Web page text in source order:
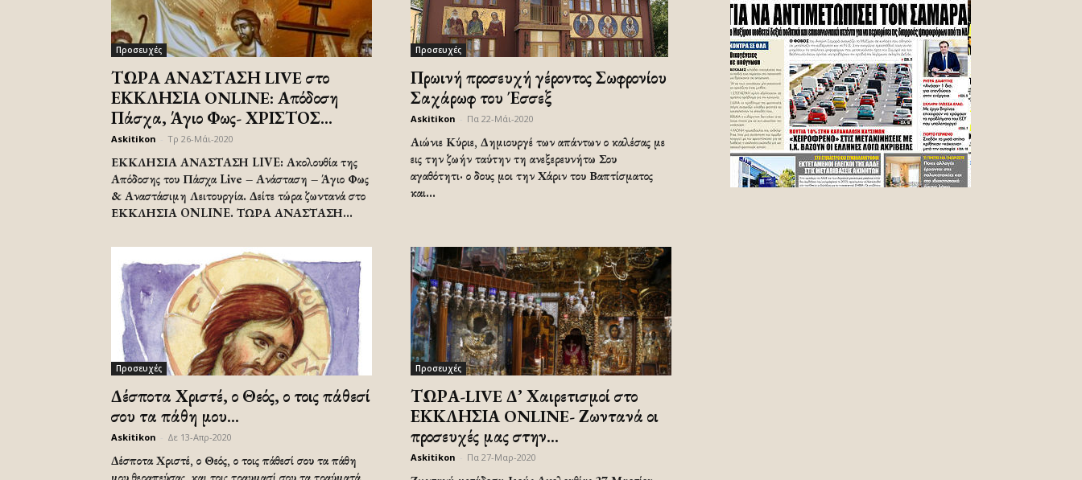
Προσευχές
ΤΩΡΑ ΑΝΑΣΤΑΣΗ LIVE στο
ΕΚΚΛΗΣΙΑ ONLINE: Απόδοση
Πάσχα, Άγιο Φως- ΧΡΙΣΤΟΣ...
Askitikon Τρ 26-Μάι-2020
ΕΚΚΛΗΣΙΑ ΑΝΑΣΤΑΣΗ LIVE: Ακολουθία της
Απόδοσης του Πάσχα Live – Ανάσταση – Άγιο Φως
& Αναστάσιμη Λειτουργία. Δείτε τώρα ζωντανά στο
ΕΚΚΛΗΣΙΑ ONLINE. ΤΩΡΑ ΑΝΑΣΤΑΣΗ...
Προσευχές
Πρωινή προσευχή γέροντος Σωφρονίου
Σαχάρωφ του Έσσεξ
Askitikon Πα 22-Μάι-2020
Αιώνιε Κύριε, Δημιουργέ των απάντων ο καλέσας με
εις την ζωήν ταύτην τη ανεξερευνήτω Σου
αγαθότητι· ο δους μοι την Χάριν του Βαπτίσματος
και...
Προσευχές
Δέσποτα Χριστέ, ο Θεός, ο τοις πάθεσί
σου τα πάθη μου...
Askitikon Δε 13-Απρ-2020
Δέσποτα Χριστέ, ο Θεός, ο τοις πάθεσί σου τα πάθη
Προσευχές
ΤΩΡΑ-LIVE Δ’ Χαιρετισμοί στο
ΕΚΚΛΗΣΙΑ ONLINE- Ζωντανά οι
προσευχές μας στην...
Askitikon Πα 27-Μαρ-2020